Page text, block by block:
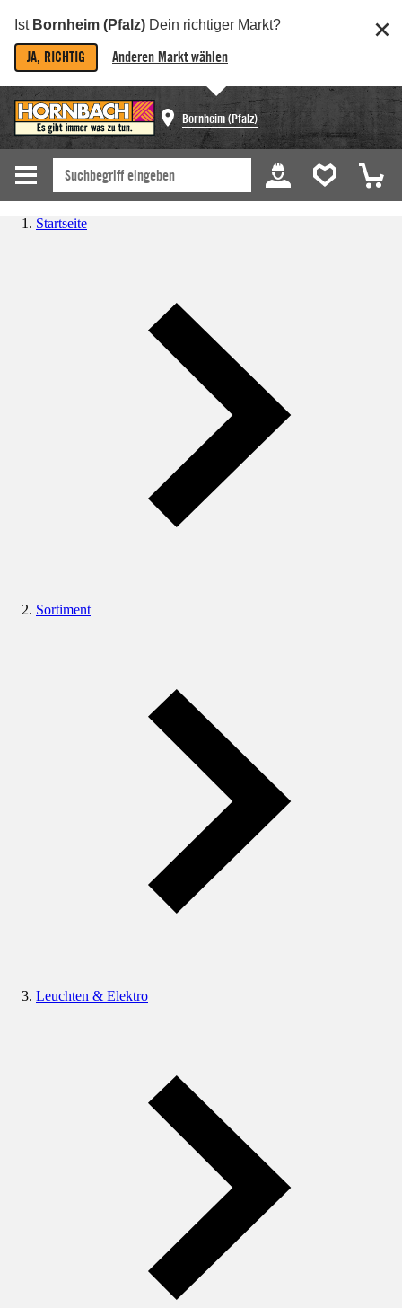
Ist Bornheim (Pfalz) Dein richtiger Markt?
JA, RICHTIG Anderen Markt wählen
Bornheim (Pfalz)
Startseite
Sortiment
Leuchten & Elektro